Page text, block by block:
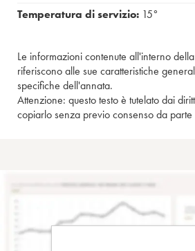
Temperatura di servizio: 15°
Le informazioni contenute all'interno
riferiscono alle sue caratteristiche
specifiche dell'annata.
Attenzione: questo testo è tutelato dai
copiarlo senza previo consenso da parte